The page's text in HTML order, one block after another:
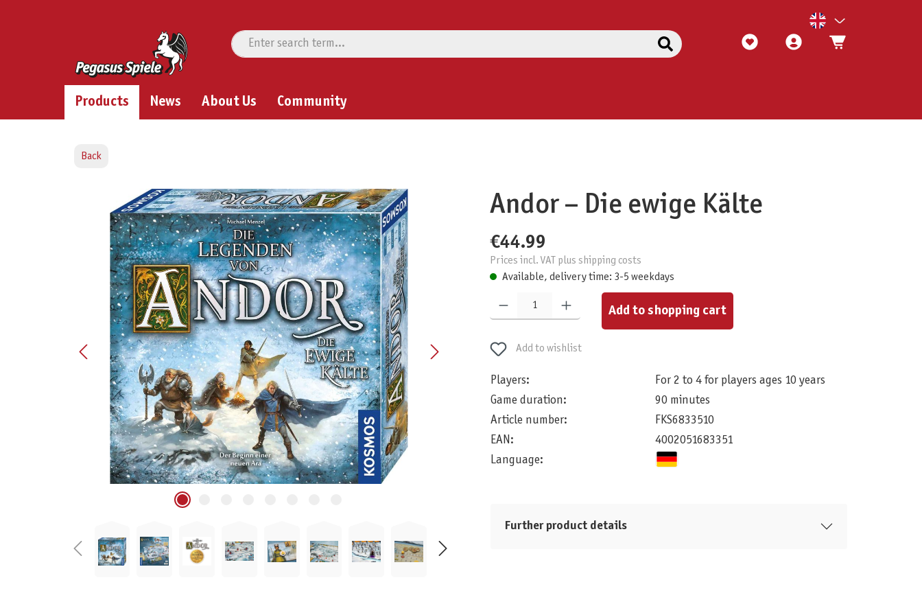
Products News About Us Community
Back
Skip image gallery Andor – Die ewige Kälte
€44.99
Prices incl. VAT plus shipping costs
Available, delivery time: 3-5 weekdays
Add to shopping cart
Add to wishlist
Players:
For 2 to 4 for players ages 10 years
Game duration:
90 minutes
Article number:
FKS6833510
EAN:
4002051683351
Language:
Further product details